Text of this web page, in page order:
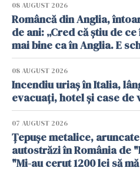
08 AUGUST 2026
Româncă din Anglia,
de ani: „Cred că știu de
mai bine ca în Anglia. E
08 AUGUST 2026
Incendiu uriaș în Italia,
evacuați, hotel și case de
07 AUGUST 2026
Țepușe metalice,
autostrăzi în România de
"Mi-au cerut 1200 lei să